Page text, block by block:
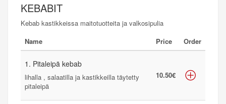
KEBABIT
Kebab kastikkeissa maitotuotteita ja valkosipulia
Name
Price Order
1. Pitaleipä kebab
lihalla , salaatilla ja kastikkeilla täytetty
pitaleipä
10.50€